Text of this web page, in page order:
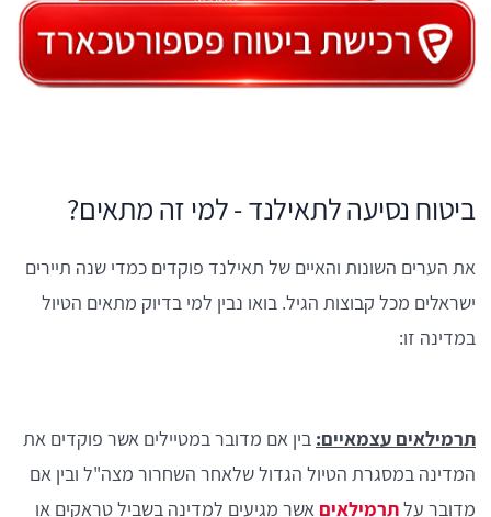
ביטוח נסיעה לתאילנד - למי זה מתאים?
את הערים השונות והאיים של תאילנד פוקדים כמדי שנה תיירים
ישראלים מכל קבוצות הגיל. בואו נבין למי בדיוק מתאים הטיול
במדינה זו:
תרמילאים עצמאיים: בין אם מדובר במטיילים אשר פוקדים את
המדינה במסגרת הטיול הגדול שלאחר השחרור מצה"ל ובין אם
מדובר עלתרמילאים אשר מגיעים למדינה בשביל טראקים או